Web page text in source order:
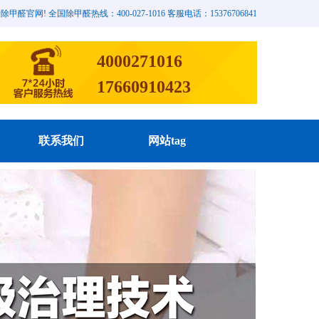
醛官网! 全国除甲醛热线：400-027-1016 客服电话：15376706841
4000271016
17660910423
联系我们 网站tag